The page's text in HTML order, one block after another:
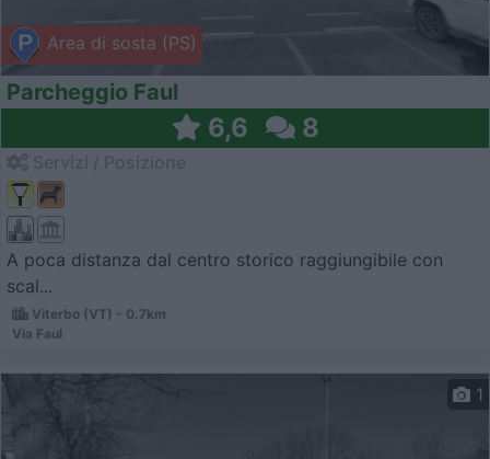
Area di sosta (PS)
Parcheggio Faul
6,6 8
A poca distanza dal centro storico raggiungibile con
scal...
Viterbo (VT) - 0.7km
Via Faul
1